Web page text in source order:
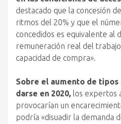
destacado que la concesión
ritmos del 20% y que el
concedidos es equivalente al
remuneración real del
capacidad de compra».
Sobre el aumento de
darse en 2020, los expertos
provocarían un
podría «disuadir la demanda